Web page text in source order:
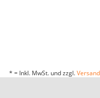
* = Inkl. MwSt. und zzgl.Versand